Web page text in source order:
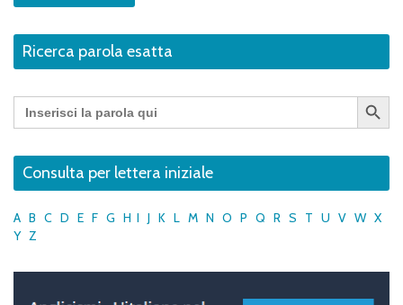
Ricerca parola esatta
Search
for:
Search Button
Consulta per lettera iniziale
A B C D E F G H I J K L M N O P Q R S T U V W X
Y Z